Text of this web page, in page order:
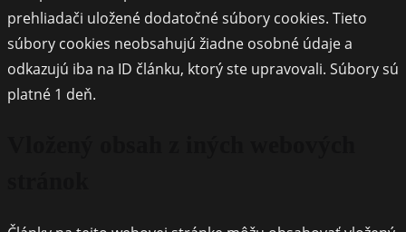
prehliadači uložené dodatočné súbory cookies. Tieto
súbory cookies neobsahujú žiadne osobné údaje a
odkazujú iba na ID článku, ktorý ste upravovali. Súbory sú
platné 1 deň.